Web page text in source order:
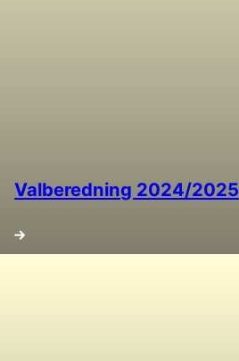
Valberedning 2024/2025